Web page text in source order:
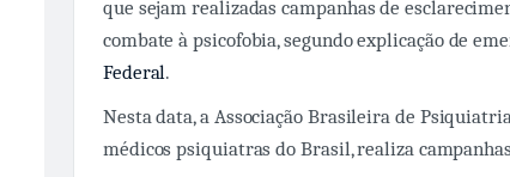
que sejam realizadas campanhas de
combate à psicofobia, segundo explicação de
Federal.
Nesta data, a Associação Brasileira de
médicos psiquiatras do Brasil, realiza